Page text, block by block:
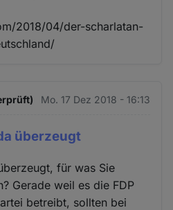
2018/04/der-scharlatan-
Mo. 17 Dez 2018 - 16:13
überzeugt
für was Sie
Gerade weil es die FDP
betreibt, sollten bei